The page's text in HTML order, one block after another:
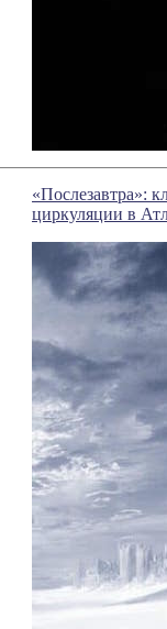
«Послезавтра»:
циркуляции в